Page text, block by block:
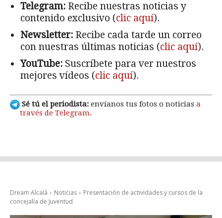
Telegram: Recibe nuestras noticias y
contenido exclusivo (clic aquí).
Newsletter: Recibe cada tarde un correo
con nuestras últimas noticias (clic aquí).
YouTube: Suscríbete para ver nuestros
mejores vídeos (clic aquí).
Sé tú el periodista: envíanos tus fotos o noticias a
través de Telegram.